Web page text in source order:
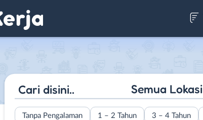
Semua Lokasi
Tanpa Pengalaman 1 – 2 Tahun 3 – 4 Tahun